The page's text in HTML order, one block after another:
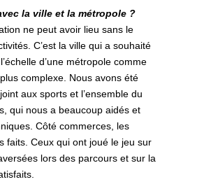
la ville et la métropole ?
ne peut avoir lieu sans le
C’est la ville qui a souhaité
d’une métropole comme
complexe. Nous avons été
aux sports et l’ensemble du
qui nous a beaucoup aidés et
Côté commerces, les
faits. Ceux qui ont joué le jeu sur
lors des parcours et sur la